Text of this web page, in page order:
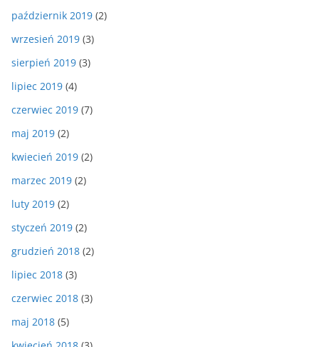
październik 2019 (2)
wrzesień 2019 (3)
sierpień 2019 (3)
lipiec 2019 (4)
czerwiec 2019 (7)
maj 2019 (2)
kwiecień 2019 (2)
marzec 2019 (2)
luty 2019 (2)
styczeń 2019 (2)
grudzień 2018 (2)
lipiec 2018 (3)
czerwiec 2018 (3)
maj 2018 (5)